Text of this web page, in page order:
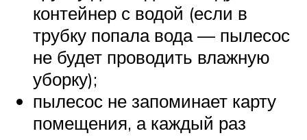
контейнер с водой (если в
трубку попала вода — пылесос
не будет проводить влажную
уборку);
пылесос не запоминает карту
помещения, а каждый раз